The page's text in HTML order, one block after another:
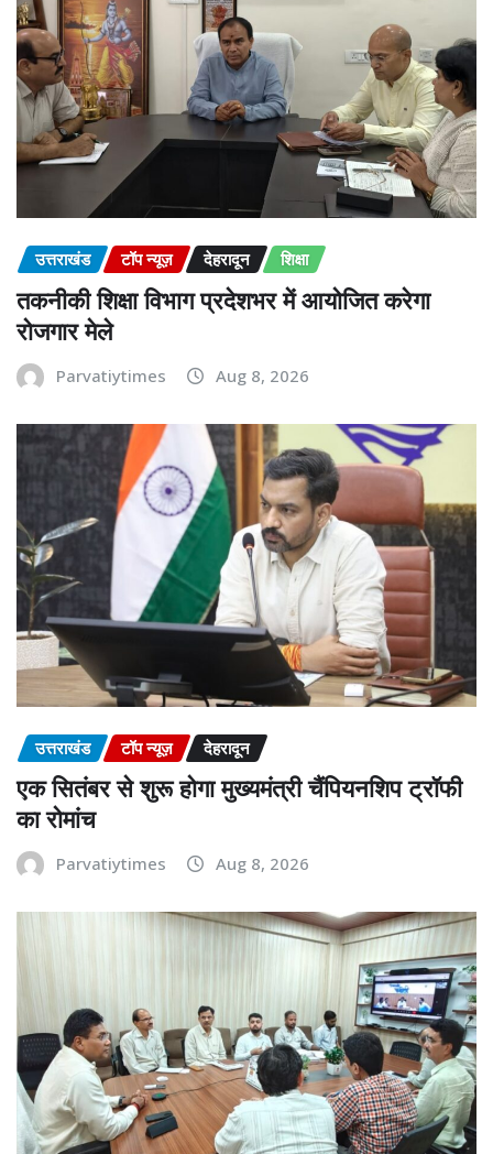
उत्तराखंड टॉप न्यूज़ देहरादून शिक्षा
तकनीकी शिक्षा विभाग प्रदेशभर में आयोजित करेगा
रोजगार मेले
Parvatiytimes Aug 8, 2026
उत्तराखंड टॉप न्यूज़ देहरादून
एक सितंबर से शुरू होगा मुख्यमंत्री चैंपियनशिप ट्रॉफी
का रोमांच
Parvatiytimes Aug 8, 2026